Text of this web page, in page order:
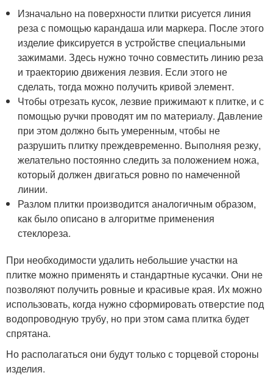
Изначально на поверхности плитки рисуется линия
реза с помощью карандаша или маркера. После этого
изделие фиксируется в устройстве специальными
зажимами. Здесь нужно точно совместить линию реза
и траекторию движения лезвия. Если этого не
сделать, тогда можно получить кривой элемент.
Чтобы отрезать кусок, лезвие прижимают к плитке, и с
помощью ручки проводят им по материалу. Давление
при этом должно быть умеренным, чтобы не
разрушить плитку преждевременно. Выполняя резку,
желательно постоянно следить за положением ножа,
который должен двигаться ровно по намеченной
линии.
Разлом плитки производится аналогичным образом,
как было описано в алгоритме применения
стеклореза.
При необходимости удалить небольшие участки на
плитке можно применять и стандартные кусачки. Они не
позволяют получить ровные и красивые края. Их можно
использовать, когда нужно сформировать отверстие под
водопроводную трубу, но при этом сама плитка будет
спрятана.
Но располагаться они будут только с торцевой стороны
изделия.